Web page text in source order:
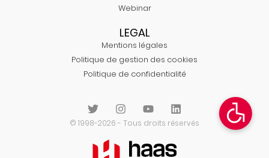
Webinar
LEGAL
Mentions légales
Politique de gestion des cookies
Politique de confidentialité
© 1998-2026 - Tous droits réservés